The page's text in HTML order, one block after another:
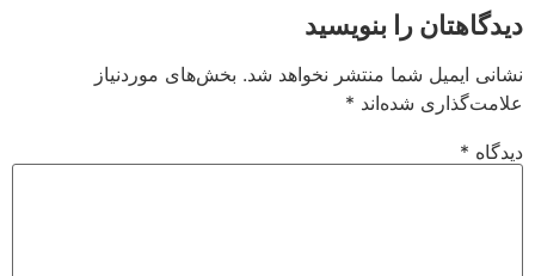
دیدگاهتان را بنویسید
نشانی ایمیل شما منتشر نخواهد شد. بخش‌های موردنیاز
علامت‌گذاری شده‌اند *
دیدگاه *